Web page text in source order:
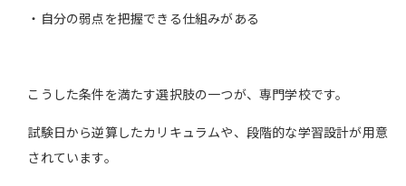
・自分の弱点を把握できる仕組みがある
こうした条件を満たす選択肢の一つが、専門学校です。
試験日から逆算したカリキュラムや、段階的な学習設計が用意
されています。